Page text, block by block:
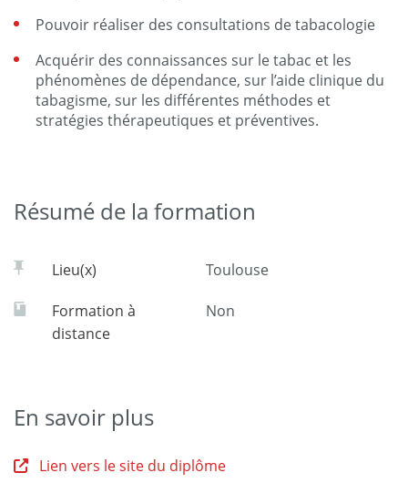
Pouvoir réaliser des consultations de tabacologie
Acquérir des connaissances sur le tabac et les
phénomènes de dépendance, sur l’aide clinique du
tabagisme, sur les différentes méthodes et
stratégies thérapeutiques et préventives.
Résumé de la formation
Lieu(x) Toulouse
Formation à
distance
Non
En savoir plus
Lien vers le site du diplôme